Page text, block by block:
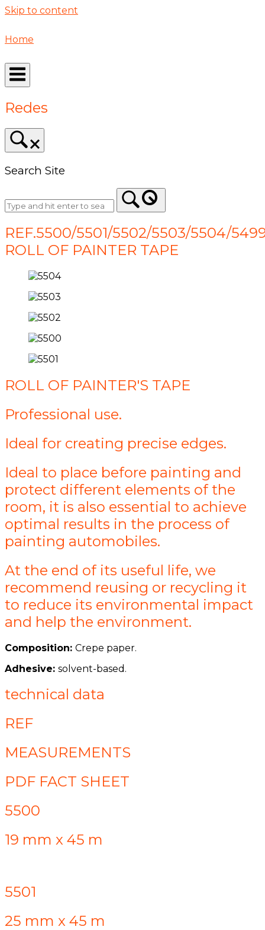
Skip to content
Home
Redes
Search Site
REF.5500/5501/5502/5503/5504/
ROLL OF PAINTER TAPE
ROLL OF PAINTER'S TAPE
Professional use.
Ideal for creating precise edges.
Ideal to place before painting and
protect different elements of the
room, it is also essential to achieve
optimal results in the process of
painting automobiles.
At the end of its useful life, we
recommend reusing or recycling it
to reduce its environmental impact
and help the environment.
Composition: Crepe paper.
Adhesive: solvent-based.
technical data
REF
MEASUREMENTS
PDF FACT SHEET
5500
19 mm x 45 m
5501
25 mm x 45 m